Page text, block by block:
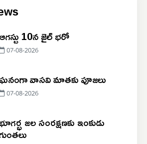
ఆగస్టు 10న జైల్ భరో
07-08-2026
ఘనంగా వాసవి మాతకు పూజలు
07-08-2026
జల సంరక్షణకు ఇంకుడు